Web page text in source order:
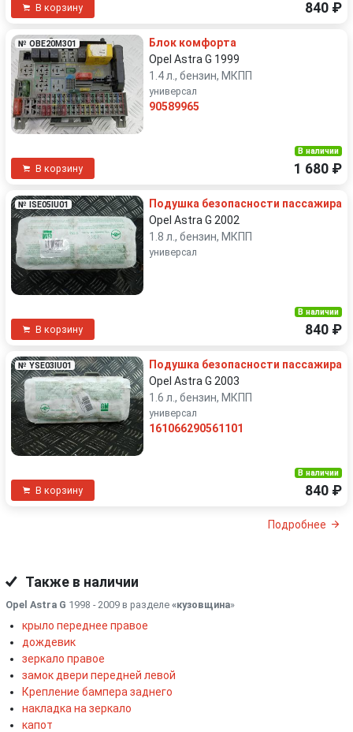
В корзину 840 ₽
№ OBE20M301
Блок комфорта
Opel Astra G 1999
1.4 л., бензин, МКПП
универсал
90589965
В корзину
В наличии
1 680 ₽
№ ISE05IU01
Подушка безопасности пассажира
Opel Astra G 2002
1.8 л., бензин, МКПП
универсал
В корзину
В наличии
840 ₽
№ YSE03IU01
Подушка безопасности пассажира
Opel Astra G 2003
1.6 л., бензин, МКПП
универсал
161066290561101
В корзину
В наличии
840 ₽
Подробнее
Также в наличии
Opel Astra G 1998 - 2009 в разделе «кузовщина»
крыло переднее правое
дождевик
зеркало правое
замок двери передней левой
Крепление бампера заднего
накладка на зеркало
капот